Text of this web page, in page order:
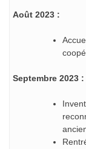
Août 2023 :
Septembre 2023 :